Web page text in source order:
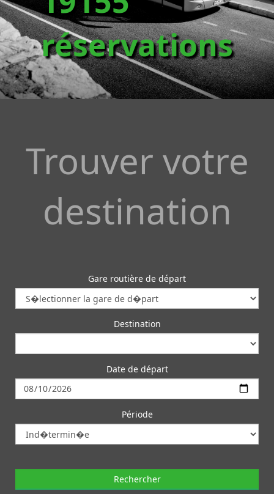
réservations
Trouver votre
destination
Gare routière de départ
Destination
Date de départ
Période